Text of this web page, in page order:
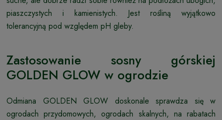
piaszczystych i kamienistych. Jest rośliną wyjątkowo
tolerancyjną pod względem pH gleby.
Zastosowanie sosny górskiej
GOLDEN GLOW w ogrodzie
Odmiana GOLDEN GLOW doskonale sprawdza się w
ogrodach przydomowych, ogrodach skalnych, na rabatach